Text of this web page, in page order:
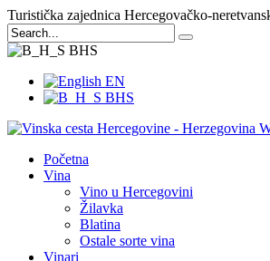
Turistička zajednica Hercegovačko-
BHS
EN
BHS
Početna
Vina
Vino u Hercegovini
Žilavka
Blatina
Ostale sorte vina
Vinari